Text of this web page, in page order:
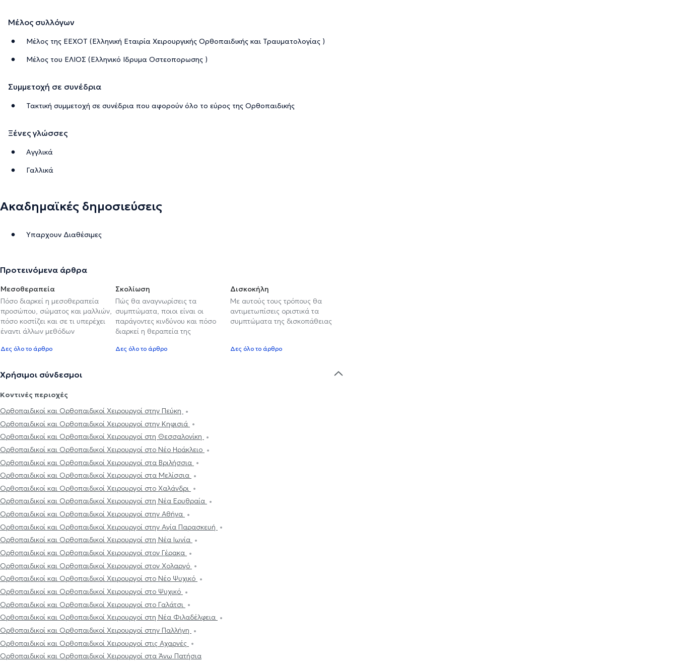
Μέλος συλλόγων
Μέλος της ΕΕΧΟΤ (Ελληνική Εταιρία Χειρουργικής Ορθοπαιδικής και Τραυματολογίας )
Μέλος του ΕΛΙΟΣ (Ελληνικό Ιδρυμα Οστεοπορωσης )
Συμμετοχή σε συνέδρια
Τακτική συμμετοχή σε συνέδρια που αφορούν όλο το εύρος της Ορθοπαιδικής
Ξένες γλώσσες
Αγγλικά
Γαλλικά
Ακαδημαϊκές δημοσιεύσεις
Υπαρχουν Διαθέσιμες
Προτεινόμενα άρθρα
Μεσοθεραπεία
Πόσο διαρκεί η μεσοθεραπεία
προσώπου, σώματος και μαλλιών,
πόσο κοστίζει και σε τι υπερέχει
έναντι άλλων μεθόδων
Δες όλο το άρθρο
Σκολίωση
Πώς θα αναγνωρίσεις τα
συμπτώματα, ποιοι είναι οι
παράγοντες κινδύνου και πόσο
διαρκεί η θεραπεία της
Δες όλο το άρθρο
Δισκοκήλη
Με αυτούς τους τρόπους θα
αντιμετωπίσεις οριστικά τα
συμπτώματα της δισκοπάθειας
Δες όλο το άρθρο
Χρήσιμοι σύνδεσμοι
Κοντινές περιοχές
Ορθοπαιδικοί και Ορθοπαιδικοί Χειρουργοί στην Πεύκη
Ορθοπαιδικοί και Ορθοπαιδικοί Χειρουργοί στην Κηφισιά
Ορθοπαιδικοί και Ορθοπαιδικοί Χειρουργοί στη Θεσσαλονίκη
Ορθοπαιδικοί και Ορθοπαιδικοί Χειρουργοί στο Νέο Ηράκλειο
Ορθοπαιδικοί και Ορθοπαιδικοί Χειρουργοί στα Βριλήσσια
Ορθοπαιδικοί και Ορθοπαιδικοί Χειρουργοί στα Μελίσσια
Ορθοπαιδικοί και Ορθοπαιδικοί Χειρουργοί στο Χαλάνδρι
Ορθοπαιδικοί και Ορθοπαιδικοί Χειρουργοί στη Νέα Ερυθραία
Ορθοπαιδικοί και Ορθοπαιδικοί Χειρουργοί στην Αθήνα
Ορθοπαιδικοί και Ορθοπαιδικοί Χειρουργοί στην Αγία Παρασκευή
Ορθοπαιδικοί και Ορθοπαιδικοί Χειρουργοί στη Νέα Ιωνία
Ορθοπαιδικοί και Ορθοπαιδικοί Χειρουργοί στον Γέρακα
Ορθοπαιδικοί και Ορθοπαιδικοί Χειρουργοί στον Χολαργό
Ορθοπαιδικοί και Ορθοπαιδικοί Χειρουργοί στο Νέο Ψυχικό
Ορθοπαιδικοί και Ορθοπαιδικοί Χειρουργοί στο Ψυχικό
Ορθοπαιδικοί και Ορθοπαιδικοί Χειρουργοί στο Γαλάτσι
Ορθοπαιδικοί και Ορθοπαιδικοί Χειρουργοί στη Νέα Φιλαδέλφεια
Ορθοπαιδικοί και Ορθοπαιδικοί Χειρουργοί στην Παλλήνη
Ορθοπαιδικοί και Ορθοπαιδικοί Χειρουργοί στις Αχαρνές
Ορθοπαιδικοί και Ορθοπαιδικοί Χειρουργοί στα Άνω Πατήσια